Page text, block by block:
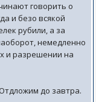
говорить о
и безо всякой
рубили, а за
немедленно
и разрешении на
до завтра.